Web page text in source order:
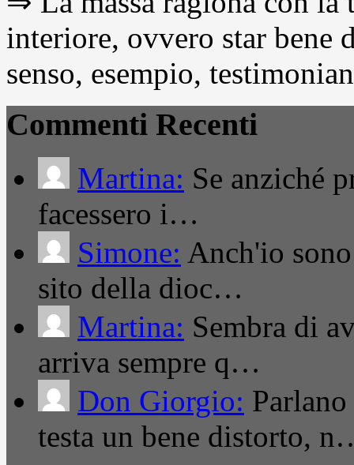
interiore, ovvero star
senso, esempio,
Commenti Recenti
Martina: Se anziché
facessero i…
Simone: Anch'io
sito della dioc…
Martina: Sembra di
arriva sempre q…
Don Giorgio:
testa un bene distorto,